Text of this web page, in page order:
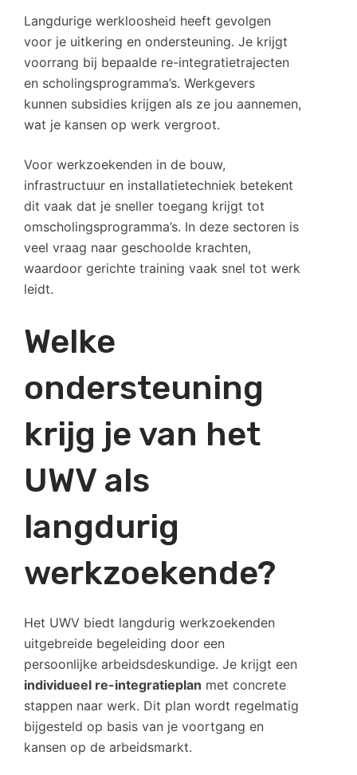
Langdurige werkloosheid heeft gevolgen
voor je uitkering en ondersteuning. Je krijgt
voorrang bij bepaalde re-integratietrajecten
en scholingsprogramma’s. Werkgevers
kunnen subsidies krijgen als ze jou aannemen,
wat je kansen op werk vergroot.
Voor werkzoekenden in de bouw,
infrastructuur en installatietechniek betekent
dit vaak dat je sneller toegang krijgt tot
omscholingsprogramma’s. In deze sectoren is
veel vraag naar geschoolde krachten,
waardoor gerichte training vaak snel tot werk
leidt.
Welke
ondersteuning
krijg je van het
UWV als
langdurig
werkzoekende?
Het UWV biedt langdurig werkzoekenden
uitgebreide begeleiding door een
persoonlijke arbeidsdeskundige. Je krijgt een
individueel re-integratieplan met concrete
stappen naar werk. Dit plan wordt regelmatig
bijgesteld op basis van je voortgang en
kansen op de arbeidsmarkt.